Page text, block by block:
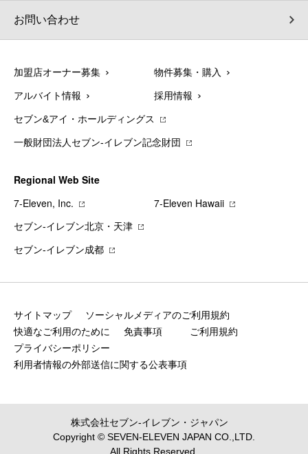
お問い合わせ
加盟店オーナー募集 物件募集・購入
アルバイト情報 採用情報
セブン&アイ・ホールディングス
一般財団法人セブン-イレブン記念財団
Regional Web Site
7‐Eleven, Inc.
7‐Eleven Hawaii
セブン‐イレブン北京・天津
セブン‐イレブン成都
サイトマップ
ソーシャルメディアのご利用規約
快適なご利用のために
免責事項
ご利用規約
プライバシーポリシー
利用者情報の外部送信に関する公表事項
株式会社セブン‐イレブン・ジャパン
Copyright © SEVEN-ELEVEN JAPAN CO.,LTD.
All Rights Reserved.